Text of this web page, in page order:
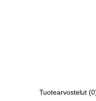
Tuotearvostelut